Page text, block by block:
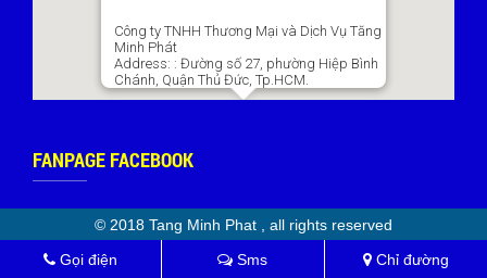
Công ty TNHH Thương Mại và Dịch Vụ Tăng
Minh Phát
Address: : Đường số 27, phường Hiệp Bình
Chánh, Quận Thủ Đức, Tp.HCM.
FANPAGE FACEBOOK
© 2018 Tang Minh Phat , all rights reserved
Gọi điện Sms Chỉ đường